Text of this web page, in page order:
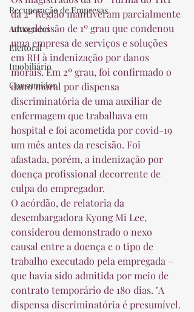
Recuperação de Empresas
Advogados
Eleitoral
Imobiliário
Consumidor
da 2ª Região mantiveram parcialmente
uma decisão de 1º grau que condenou
uma empresa de serviços e soluções
em RH à indenização por danos
morais. Em 2º grau, foi confirmado o
dano moral por dispensa
discriminatória de uma auxiliar de
enfermagem que trabalhava em
hospital e foi acometida por covid-19
um mês antes da rescisão. Foi
afastada, porém, a indenização por
doença profissional decorrente de
culpa do empregador.
O acórdão, de relatoria da
desembargadora Kyong Mi Lee,
considerou demonstrado o nexo
causal entre a doença e o tipo de
trabalho executado pela empregada –
que havia sido admitida por meio de
contrato temporário de 180 dias. "A
dispensa discriminatória é presumível.